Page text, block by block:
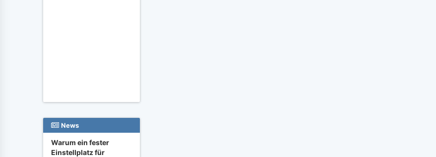
News
Warum ein fester
Einstellplatz für